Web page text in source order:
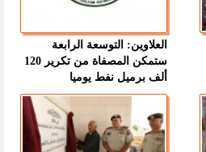
العلاوين: التوسعة الرابعة
ستمكن المصفاة من تكرير 120
ألف برميل نفط يوميا